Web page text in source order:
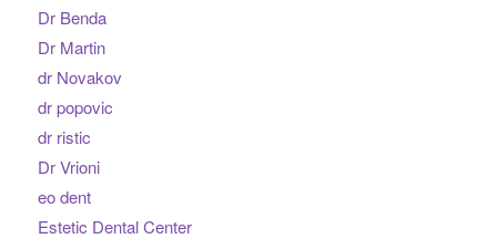
Dr Benda
Dr Martin
dr Novakov
dr popovic
dr ristic
Dr Vrioni
eo dent
Estetic Dental Center